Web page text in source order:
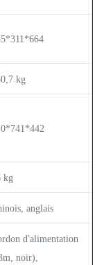
kg
kg
anglais
d'alimentation
noir),